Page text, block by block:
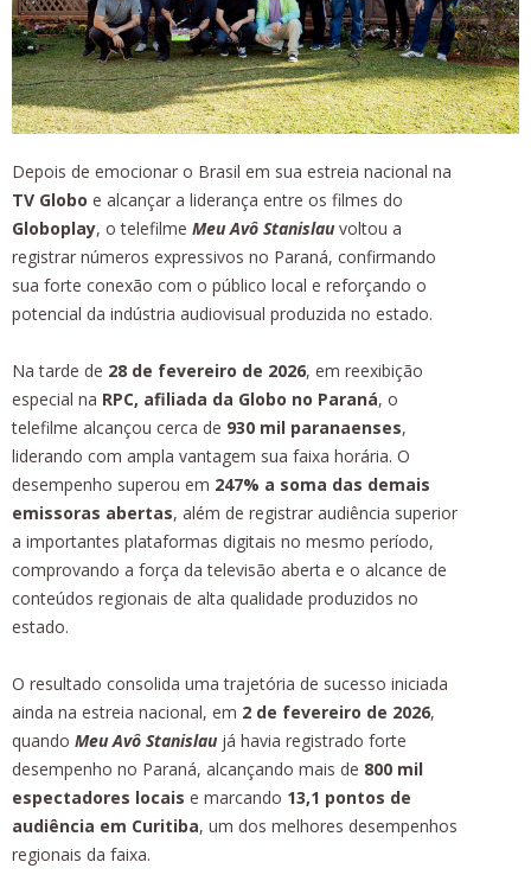
Depois de emocionar o Brasil em sua estreia nacional na
TV Globo e alcançar a liderança entre os filmes do
Globoplay, o telefilme Meu Avô Stanislau voltou a
registrar números expressivos no Paraná, confirmando
sua forte conexão com o público local e reforçando o
potencial da indústria audiovisual produzida no estado.
Na tarde de 28 de fevereiro de 2026, em reexibição
especial na RPC, afiliada da Globo no Paraná, o
telefilme alcançou cerca de 930 mil paranaenses,
liderando com ampla vantagem sua faixa horária. O
desempenho superou em 247% a soma das demais
emissoras abertas, além de registrar audiência superior
a importantes plataformas digitais no mesmo período,
comprovando a força da televisão aberta e o alcance de
conteúdos regionais de alta qualidade produzidos no
estado.
O resultado consolida uma trajetória de sucesso iniciada
ainda na estreia nacional, em 2 de fevereiro de 2026,
quando Meu Avô Stanislau já havia registrado forte
desempenho no Paraná, alcançando mais de 800 mil
espectadores locais e marcando 13,1 pontos de
audiência em Curitiba, um dos melhores desempenhos
regionais da faixa.